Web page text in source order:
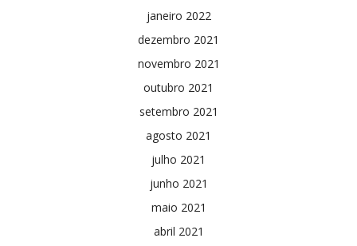
janeiro 2022
dezembro 2021
novembro 2021
outubro 2021
setembro 2021
agosto 2021
julho 2021
junho 2021
maio 2021
abril 2021